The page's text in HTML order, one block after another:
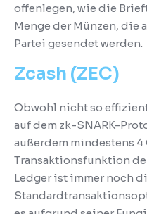
offenlegen, wie die
Menge der Münzen, die
Partei gesendet werden.
Zcash (ZEC)
Obwohl nicht so
auf dem zk-SNARK-
außerdem mindestens 4
Transaktionsfunktion
Ledger ist immer noch